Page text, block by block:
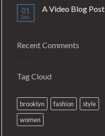
01
Jan.
A Video Blog Post
Recent Comments
Tag Cloud
brooklyn fashion
style
women